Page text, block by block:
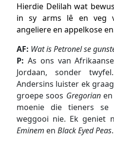
Hierdie Delilah wat
in sy arms lê en veg
angeliere en appelkose
AF: Wat is Petronel se
P: As ons van
Jordaan, sonder
Andersins luister ek
groepe soos Gregorian
moenie die tieners se
weggooi nie. Ek geniet
Eminem enBlack Eyed Peas.